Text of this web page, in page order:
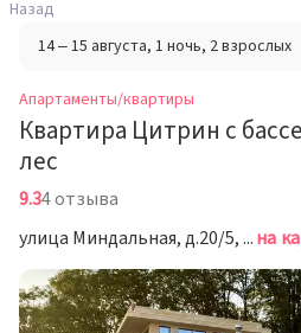
лес,
Сочи,
Россия
Назад
14 – 15 августа, 1 ночь, 2 взрослых
Апартаменты/квартиры
Квартира Цитрин с
лес
9.34 отзыва
улица Миндальная, д.20/5, Сочина